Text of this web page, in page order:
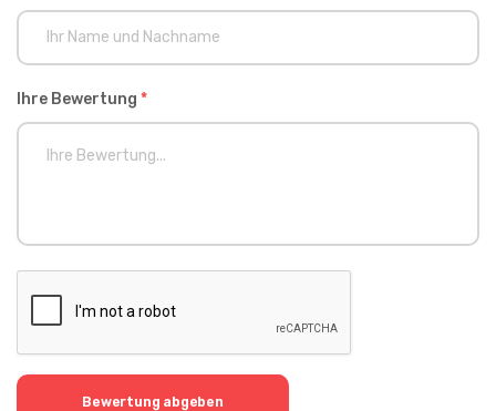
Ihre Bewertung *
Bewertung abgeben